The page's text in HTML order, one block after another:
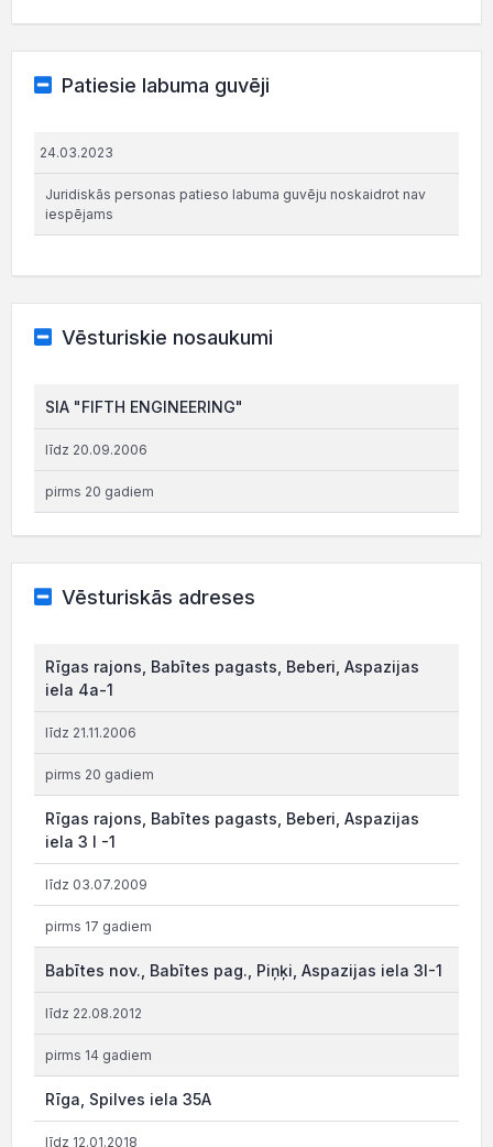
Patiesie labuma guvēji
24.03.2023
Juridiskās personas patieso labuma guvēju noskaidrot nav
iespējams
Vēsturiskie nosaukumi
SIA "FIFTH ENGINEERING"
līdz 20.09.2006
pirms 20 gadiem
Vēsturiskās adreses
Rīgas rajons, Babītes pagasts, Beberi, Aspazijas
iela 4a-1
līdz 21.11.2006
pirms 20 gadiem
Rīgas rajons, Babītes pagasts, Beberi, Aspazijas
iela 3 I -1
līdz 03.07.2009
pirms 17 gadiem
Babītes nov., Babītes pag., Piņķi, Aspazijas iela 3I-1
līdz 22.08.2012
pirms 14 gadiem
Rīga, Spilves iela 35A
līdz 12.01.2018